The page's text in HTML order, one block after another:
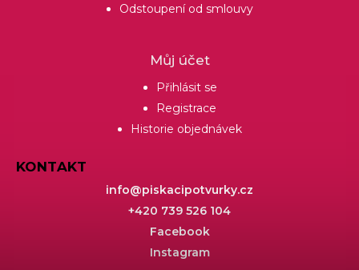
Odstoupení od smlouvy
Můj účet
Přihlásit se
Registrace
Historie objednávek
KONTAKT
info@piskacipotvurky.cz
+420 739 526 104
Facebook
Instagram